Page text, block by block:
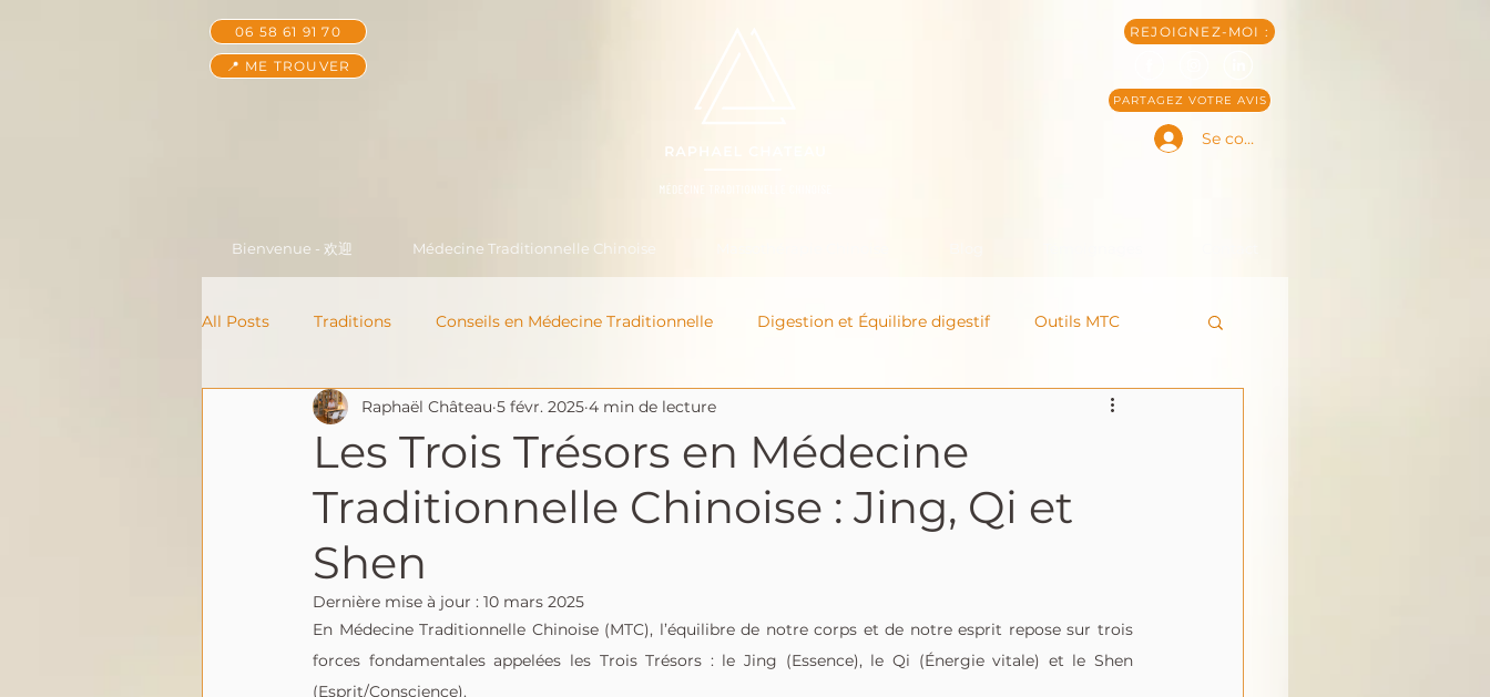
06 58 61 91 70
📍 ME TROUVER
REJOIGNEZ-MOI :
PARTAGEZ VOTRE AVIS
Se connecter
Bienvenue - 欢迎 Médecine Traditionnelle Chinoise
All Posts Traditions Conseils en Médecine Traditionnelle Digestion et Équilibre digestif Outils MTC
Les Trois Trésors en Médecine
Traditionnelle Chinoise : Jing, Qi et
Shen
Raphaël Château 5 févr. 2025 4 min de lecture
Dernière mise à jour : 10 mars 2025
En Médecine Traditionnelle Chinoise (MTC), l’équilibre de notre corps et de notre esprit repose sur trois
forces fondamentales appelées les Trois Trésors : le Jing (Essence), le Qi (Énergie vitale) et le Shen
(Esprit/Conscience).